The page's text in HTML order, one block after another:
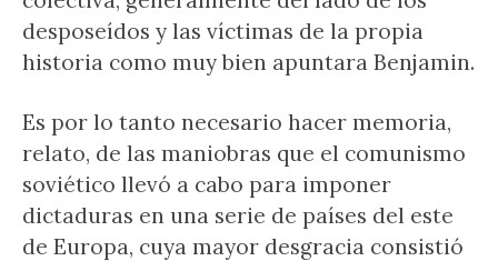
desposeídos y las víctimas de la propia
historia como muy bien apuntara Benjamin.
Es por lo tanto necesario hacer memoria,
relato, de las maniobras que el comunismo
soviético llevó a cabo para imponer
dictaduras en una serie de países del este
de Europa, cuya mayor desgracia consistió